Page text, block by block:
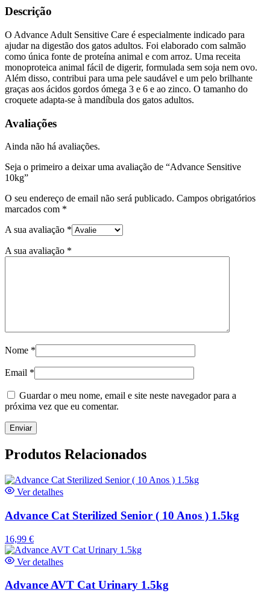
Descrição
O Advance Adult Sensitive Care é especialmente indicado para
ajudar na digestão dos gatos adultos. Foi elaborado com salmão
como única fonte de proteína animal e com arroz. Uma receita
monoproteica animal fácil de digerir, formulada sem soja nem ovo.
Além disso, contribui para uma pele saudável e um pelo brilhante
graças aos ácidos gordos ómega 3 e 6 e ao zinco. O tamanho do
croquete adapta-se à mandíbula dos gatos adultos.
Avaliações
Ainda não há avaliações.
Seja o primeiro a deixar uma avaliação de “Advance Sensitive
10kg”
O seu endereço de email não será publicado. Campos obrigatórios
marcados com *
A sua avaliação *
A sua avaliação *
Nome *
Email *
Guardar o meu nome, email e site neste navegador para a
próxima vez que eu comentar.
Produtos Relacionados
Ver detalhes
Advance Cat Sterilized Senior ( 10 Anos ) 1.5kg
16,99 €
Ver detalhes
Advance AVT Cat Urinary 1.5kg